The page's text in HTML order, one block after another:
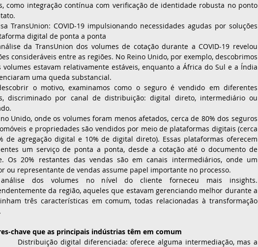
como integração contínua com verificação de identidade robusta no ponto
TransUnion: COVID-19 impulsionando necessidades agudas por soluções
digital de ponta a ponta
da TransUnion dos volumes de cotação durante a COVID-19 revelou
consideráveis entre as regiões. No Reino Unido, por exemplo, descobrimos
volumes estavam relativamente estáveis, enquanto a África do Sul e a Índia
uma queda substancial.
o motivo, examinamos como o seguro é vendido em diferentes
discriminado por canal de distribuição: digital direto, intermediário ou
Unido, onde os volumes foram menos afetados, cerca de 80% dos seguros
e propriedades são vendidos por meio de plataformas digitais (cerca
de agregação digital e 10% de digital direto). Essas plataformas oferecem
um serviço de ponta a ponta, desde a cotação até o documento de
Os 20% restantes das vendas são em canais intermediários, onde um
ou representante de vendas assume papel importante no processo.
dos volumes no nível do cliente forneceu mais insights.
da região, aqueles que estavam gerenciando melhor durante a
três características em comum, todas relacionadas à transformação
chave que as principais indústrias têm em comum
Distribuição digital diferenciada: oferece alguma intermediação, mas a